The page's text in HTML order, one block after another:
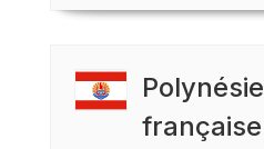
Polynésie
française